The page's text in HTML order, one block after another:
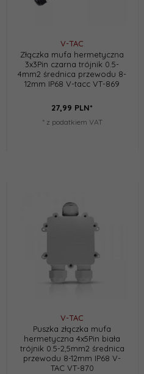
V-TAC
Złączka mufa hermetyczna
3x3Pin czarna trójnik 0.5-
4mm2 średnica przewodu 8-
12mm IP68 V-tacc VT-869
27,99 PLN*
* z podatkiem VAT
V-TAC
Puszka złączka mufa
hermetyczna 4x5Pin biała
trójnik 0.5-2,5mm2 średnica
przewodu 8-12mm IP68 V-
TAC VT-870